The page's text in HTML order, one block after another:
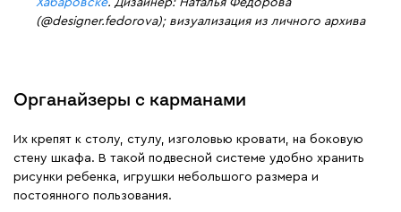
(@designer.fedorova); визуализация из личного архива
Органайзеры с карманами
Их крепят к столу, стулу, изголовью кровати, на боковую
стену шкафа. В такой подвесной системе удобно хранить
рисунки ребенка, игрушки небольшого размера и
постоянного пользования.